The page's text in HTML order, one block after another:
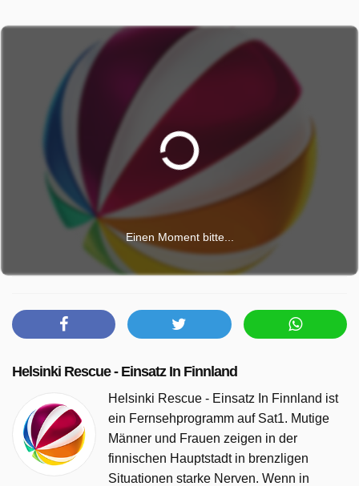
Einen Moment bitte...
Helsinki Rescue - Einsatz In Finnland
Helsinki Rescue - Einsatz In Finnland ist
ein Fernsehprogramm auf Sat1. Mutige
Männer und Frauen zeigen in der
finnischen Hauptstadt in brenzligen
Situationen starke Nerven. Wenn in